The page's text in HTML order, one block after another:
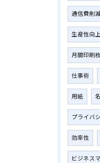
通信費削
生産性向
月間印刷
仕事術
用紙
プライバ
効率性
ビジネス